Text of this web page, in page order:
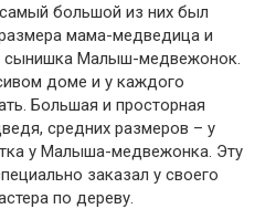
большой из них был
мама-медведица и
Малыш-медвежонок.
доме и у каждого
Большая и просторная
средних размеров – у
у Малыша-медвежонка. Эту
заказал у своего
по дереву.